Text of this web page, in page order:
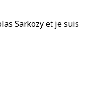
Sarkozy et je suis